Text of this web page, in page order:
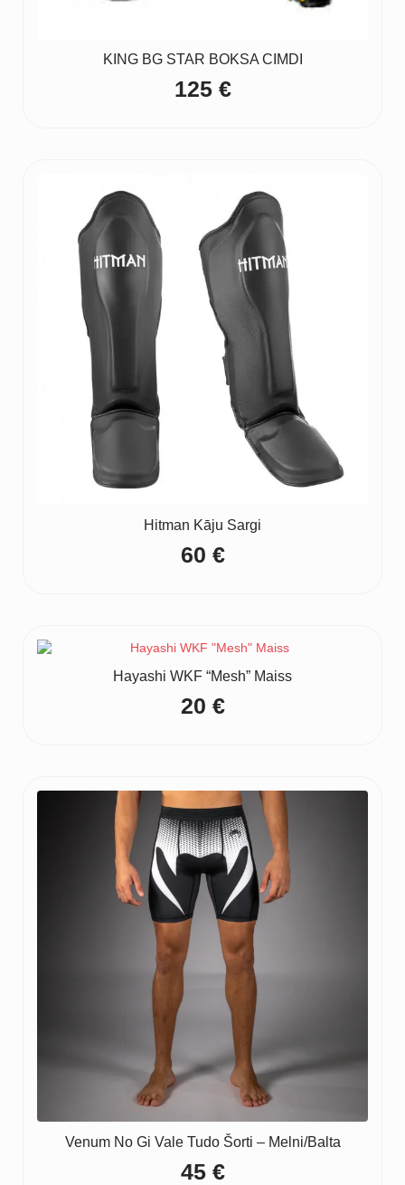
KING BG STAR BOKSA CIMDI
125 €
Hitman Kāju Sargi
60 €
Hayashi WKF “Mesh” Maiss
20 €
Venum No Gi Vale Tudo Šorti – Melni/Balta
45 €